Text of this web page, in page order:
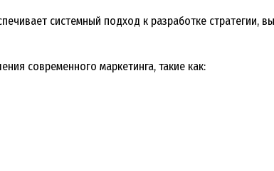
системный подход к разработке стратегии,
современного маркетинга, такие как: